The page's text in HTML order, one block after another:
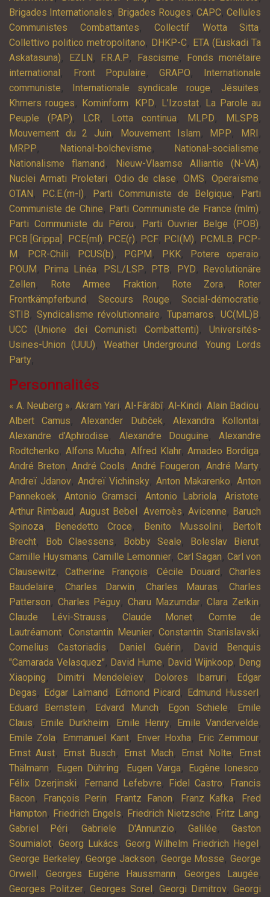
Brigades Internationales, Brigades Rouges, CAPC,Cellules
Communistes Combattantes, Collectif Wotta Sitta,
Collettivo politico metropolitano, DHKP-C, ETA (Euskadi Ta
Askatasuna), EZLN , F.R.A.P, Fascisme,
Fonds monétaire
international , Front Populaire, GRAPO,
Internationale
communiste, Internationale syndicale rouge, Jésuites,
Khmers rouges, Kominform, KPD, L’Izostat, La Parole au
Peuple (PAP), LCR, Lotta continua, MLPD, MLSPB,
Mouvement du 2 Juin, Mouvement Islam, MPP, MRI ,
MRPP, National-bolchevisme, National-socialisme,
Nationalisme flamand , Nieuw-Vlaamse Alliantie (N-VA),
Nuclei Armati Proletari, Odio de clase,OMS,Operaïsme,
OTAN , P.C.E.(m-l), Parti Communiste de Belgique,
Parti
Communiste de Chine, Parti Communiste de France (mlm),
Parti Communiste du Pérou, Parti Ouvrier Belge (POB),
PCB [Grippa] , PCE(ml), PCE(r), PCF, PCI(M), PCMLB, PCP-
M , PCR-Chili, PCUS(b), PGPM , PKK, Potere operaio,
POUM , Prima Linéa, PSL/LSP, PTB, PYD,
Revolutionäre
Zellen, Rote Armee Fraktion, Rote Zora,
Roter
Frontkämpferbund , Secours Rouge, Social-démocratie,
STIB, Syndicalisme révolutionnaire, Tupamaros, UC(ML)B,
UCC (Unione dei Comunisti Combattenti),Universités-
Usines-Union (UUU), Weather Underground ,Young Lords
Party,
Personnalités
« A. Neuberg », Akram Yari, Al-Fârâbî, Al-Kindi, Alain Badiou,
Albert Camus,Alexander Dubček, Alexandra Kollontai,
Alexandre d’Aphrodise, Alexandre Douguine, Alexandre
Rodtchenko, Alfons Mucha,Alfred Klahr,Amadeo Bordiga,
André Breton, André Cools, André Fougeron, André Marty,
Andreï Jdanov, Andreï Vichinsky, Anton Makarenko, Anton
Pannekoek,Antonio Gramsci, Antonio Labriola,Aristote,
Arthur Rimbaud ,August Bebel , Averroès, Avicenne, Baruch
Spinoza, Benedetto Croce, Benito Mussolini,
Bertolt
Brecht, Bob Claessens, Bobby Seale, Boleslav Bierut,
Camille Huysmans,Camille Lemonnier, Carl Sagan, Carl von
Clausewitz,Catherine François,Cécile Douard ,Charles
Baudelaire, Charles Darwin, Charles Mauras, Charles
Patterson, Charles Péguy,Charu Mazumdar,Clara Zetkin,
Claude Lévi-Strauss,Claude Monet,Comte de
Lautréamont, Constantin Meunier,Constantin Stanislavski,
Cornelius Castoriadis, Daniel Guérin,
David Benquis
"Camarada Velasquez", David Hume, David Wijnkoop, Deng
Xiaoping, Dimitri Mendeleïev, Dolores Ibarruri,
Edgar
Degas, Edgar Lalmand , Edmond Picard , Edmund Husserl ,
Eduard Bernstein, Edvard Munch, Egon Schiele,
Emile
Claus, Emile Durkheim, Emile Henry, Emile Vandervelde,
Emile Zola, Emmanuel Kant, Enver Hoxha, Eric Zemmour,
Ernst Aust, Ernst Busch, Ernst Mach, Ernst Nolte,
Ernst
Thälmann, Eugen Dühring, Eugen Varga, Eugène Ionesco,
Félix Dzerjinski, Fernand Lefebvre, Fidel Castro,
Francis
Bacon, François Perin, Frantz Fanon, Franz Kafka,
Fred
Hampton, Friedrich Engels, Friedrich Nietzsche, Fritz Lang,
Gabriel Péri,Gabriele D'Annunzio,Galilée,Gaston
Soumialot, Georg Lukács, Georg Wilhelm Friedrich Hegel ,
George Berkeley,George Jackson, George Mosse,George
Orwell , Georges Eugène Haussmann,Georges Laugée,
Georges Politzer, Georges Sorel , Georgi Dimitrov, Georgi